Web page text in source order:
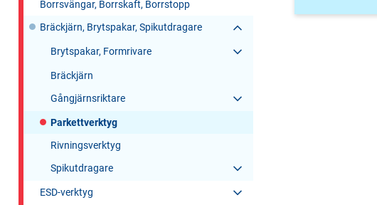
Borrsvängar, Borrskaft, Borrstopp
Bräckjärn, Brytspakar, Spikutdragare
Brytspakar, Formrivare
Bräckjärn
Gångjärnsriktare
Parkettverktyg
Rivningsverktyg
Spikutdragare
ESD-verktyg